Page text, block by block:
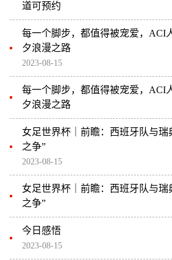
道可预约
每一个脚步，都值得被宠爱，ACI
夕浪漫之路
2023-08-15
每一个脚步，都值得被宠爱，ACI
夕浪漫之路
女足世界杯｜前瞻：西班牙队与瑞
之争”
2023-08-15
女足世界杯｜前瞻：西班牙队与瑞
之争”
今日感悟
2023-08-15